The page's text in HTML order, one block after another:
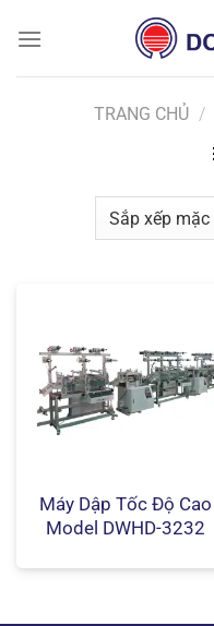
đến
TRANG CHỦ /
Máy Dập Tốc Độ Cao
Model DWHD-3232